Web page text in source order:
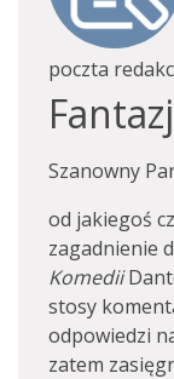
poczta
Szanowny
od jakiegoś
zagadnienie
Komedii
stosy
odpowiedzi
zatem